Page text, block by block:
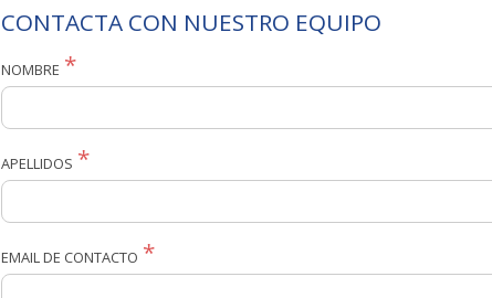
CONTACTA CON NUESTRO EQUIPO
NOMBRE
APELLIDOS
EMAIL DE CONTACTO